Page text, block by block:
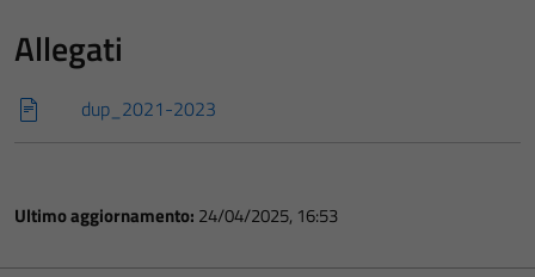
Allegati
dup_2021-2023
Ultimo aggiornamento: 24/04/2025, 16:53